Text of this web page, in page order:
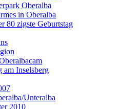
Oberalba
in Oberalba
80 zigste Geburtstag
am Inselsberg
Unteralba
2010